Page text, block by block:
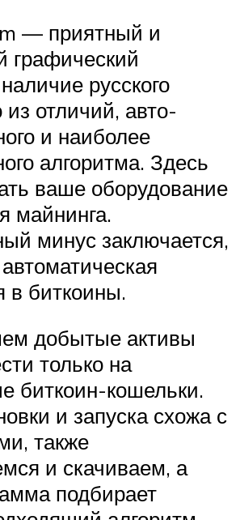
— приятный и
графический
русского
отличий, авто-
и наиболее
алгоритма. Здесь
ваше оборудование
майнинга.
минус заключается,
в биткоины.
добытые активы
только на
биткоин-кошельки.
и запуска схожа с
также
и скачиваем, а
подбирает